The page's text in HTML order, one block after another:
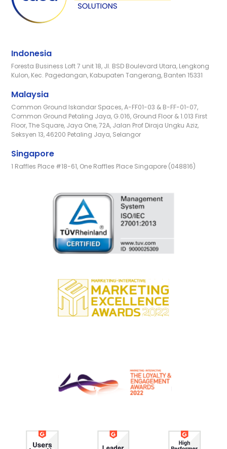
Indonesia
Foresta Business Loft 7 unit 18, Jl. BSD Boulevard Utara, Lengkong
Kulon, Kec. Pagedangan, Kabupaten Tangerang, Banten 15331
Malaysia
Common Ground Iskandar Spaces, A-FF01-03 & B-FF-01-07,
Common Ground Petaling Jaya, G.016, Ground Floor & 1.013 First
Floor, The Square, Jaya One, 72A, Jalan Prof Diraja Ungku Aziz,
Seksyen 13, 46200 Petaling Jaya, Selangor
Singapore
1 Raffles Place #18-61, One Raffles Place Singapore (048816)